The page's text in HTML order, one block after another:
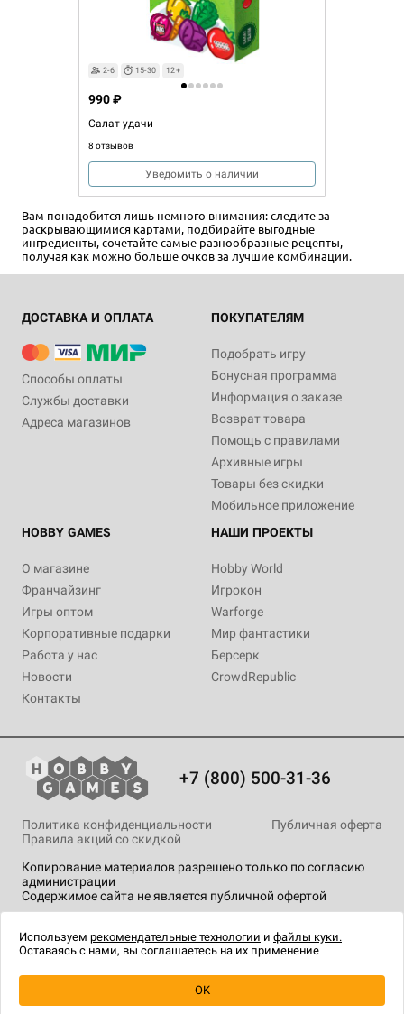
2-6 15-30 12+
Салат удачи
8 отзывов
990 ₽
Уведомить о наличии
Вам понадобится лишь немного внимания: следите за
раскрывающимися картами, подбирайте выгодные
ингредиенты, сочетайте самые разнообразные рецепты,
получая как можно больше очков за лучшие комбинации.
ДОСТАВКА И ОПЛАТА
Способы оплаты
Службы доставки
Адреса магазинов
ПОКУПАТЕЛЯМ
Подобрать игру
Бонусная программа
Информация о заказе
Возврат товара
Помощь с правилами
Архивные игры
Товары без скидки
Мобильное приложение
HOBBY GAMES
О магазине
Франчайзинг
Игры оптом
Корпоративные подарки
Работа у нас
Новости
Контакты
НАШИ ПРОЕКТЫ
Hobby World
Игрокон
Warforge
Мир фантастики
Берсерк
CrowdRepublic
+7 (800) 500-31-36
Копирование материалов разрешено только по согласию
администрации
Содержимое сайта не является публичной офертой
Политика конфиденциальности
Публичная оферта
Правила акций со скидкой
технологии .
Используем рекомендательные технологии и файлы куки.
Оставаясь с нами, вы соглашаетесь на их применение
OK